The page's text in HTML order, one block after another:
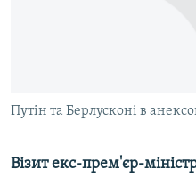
ІНФОГРАФІКА
ДОЛУЧАЙСЯ!
Путін та Берлусконі в
Візит екс-прем'єр-